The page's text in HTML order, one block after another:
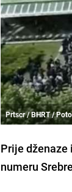
Prtscr / BHRT /
Prije dženaze
numeru